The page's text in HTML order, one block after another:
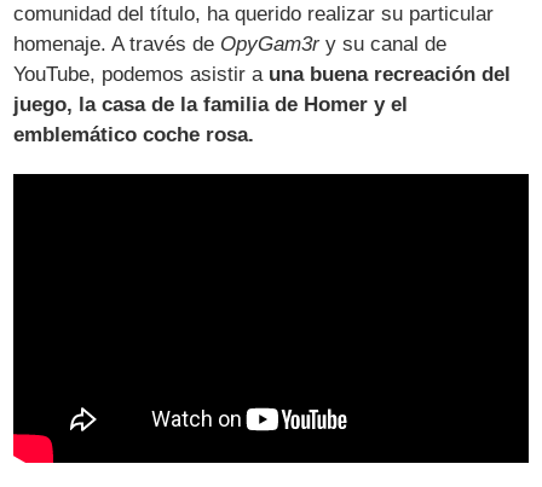
comunidad del título, ha querido realizar su particular
homenaje. A través de OpyGam3ry su canal de
YouTube, podemos asistir a una buena recreación del
juego, la casa de la familia de Homer y el
emblemático coche rosa.